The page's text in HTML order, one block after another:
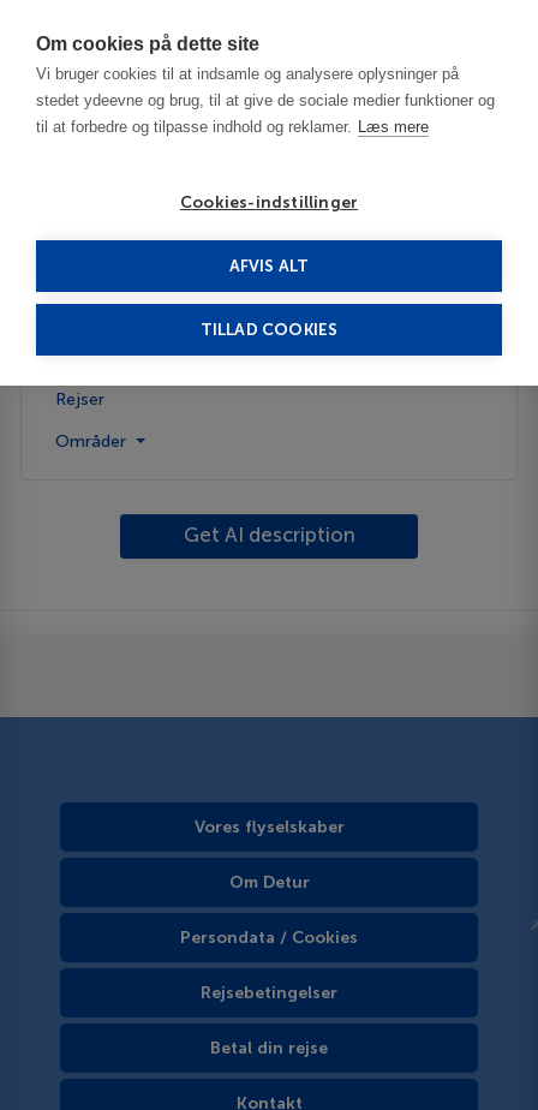
Om cookies på dette site
Vi bruger cookies til at indsamle og analysere oplysninger på
stedet ydeevne og brug, til at give de sociale medier funktioner og
til at forbedre og tilpasse indhold og reklamer. Læs mere
Cookies-indstillinger
AFVIS ALT
TILLAD COOKIES
Magnolia - AR
Beskrivelse
Rejser
Områder
Get AI description
Vores flyselskaber
Om Detur
Persondata / Cookies
Rejsebetingelser
Betal din rejse
Kontakt